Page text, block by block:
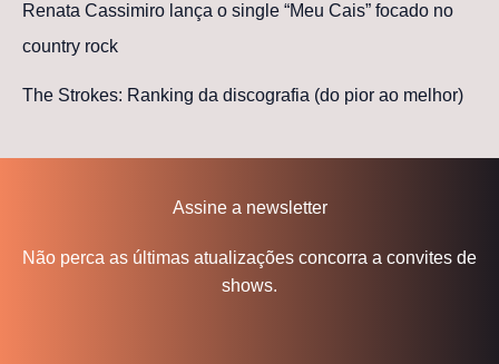
Renata Cassimiro lança o single “Meu Cais” focado no
country rock
The Strokes: Ranking da discografia (do pior ao melhor)
Assine a newsletter
Não perca as últimas atualizações concorra a convites de
shows.